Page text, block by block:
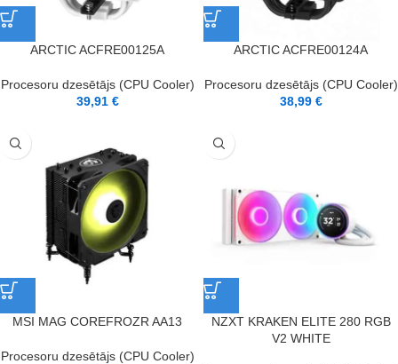
ARCTIC ACFRE00125A
Procesoru dzesētājs (CPU Cooler)
39,91 €
ARCTIC ACFRE00124A
Procesoru dzesētājs (CPU Cooler)
38,99 €
MSI MAG COREFROZR AA13
Procesoru dzesētājs (CPU Cooler)
NZXT KRAKEN ELITE 280 RGB
V2 WHITE